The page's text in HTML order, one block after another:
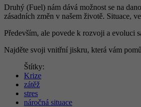
Druhý (Fuel) nám dává možnost se na
zásadních změn v našem životě. Situace,
Především, ale povede k rozvoji a evoluci
Najděte svoji vnitřní jiskru, která vám
Štítky:
Krize
zátěž
stres
náročná situace